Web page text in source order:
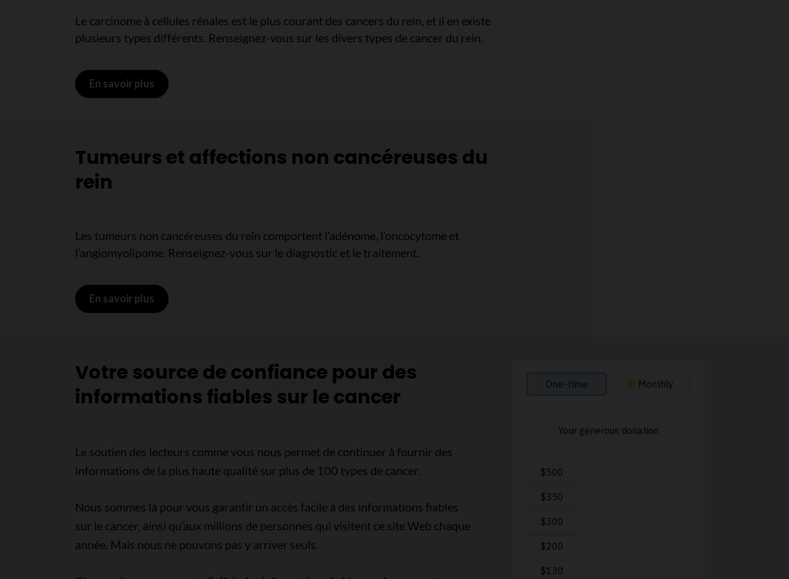
Le carcinome à cellules rénales est le plus courant des cancers du rein, et il en existe
plusieurs types différents. Renseignez-vous sur les divers types de cancer du rein.
En savoir plus sur Tumeurs cancéreuses du rein
Tumeurs et affections non cancéreuses du
rein
Les tumeurs non cancéreuses du rein comportent l’adénome, l’oncocytome et
l’angiomyolipome. Renseignez-vous sur le diagnostic et le traitement.
En savoir plus sur Tumeurs et affections non cancéreuses du rein
Votre source de confiance pour des
informations fiables sur le cancer
Le soutien des lecteurs comme vous nous permet de continuer à fournir des
informations de la plus haute qualité sur plus de 100 types de cancer.
Nous sommes là pour vous garantir un accès facile à des informations fiables
sur le cancer, ainsi qu’aux millions de personnes qui visitent ce site Web chaque
année. Mais nous ne pouvons pas y arriver seuls.